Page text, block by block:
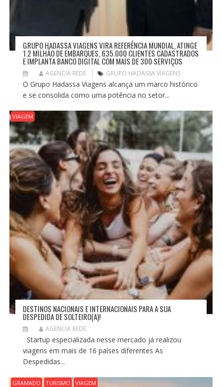
GRUPO HADASSA VIAGENS VIRA REFERÊNCIA MUNDIAL, ATINGE
1.2 MILHÃO DE EMBARQUES, 635.000 CLIENTES CADASTRADOS
E IMPLANTA BANCO DIGITAL COM MAIS DE 300 SERVIÇOS
AGENCIA REDE GRUPO HADASSA VIAGENS
O Grupo Hadassa Viagens alcança um marco histórico
e se consolida como uma potência no setor...
VIAGEM
DESTINOS NACIONAIS E INTERNACIONAIS PARA A SUA
DESPEDIDA DE SOLTEIRO(A)!
AGENCIA REDE
Startup especializada nesse mercado já realizou
viagens em mais de 16 países diferentes As
Despedidas...
GRAMADO TURISMO VIAGEM